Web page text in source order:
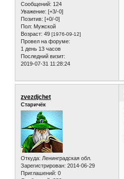
Сообщений: 124
Уважение: [+3/-0]
Позитив: [+0/-0]
Пол: Мужской
Возраст: 49 [1976-09-12]
Провел на форуме:
1 день 13 часов
Последний визит:
2019-07-31 11:28:24
zvezdjchet
Старичёк
Откуда: Ленинградская обл.
Зарегистрирован: 2014-06-29
Приглашений: 0